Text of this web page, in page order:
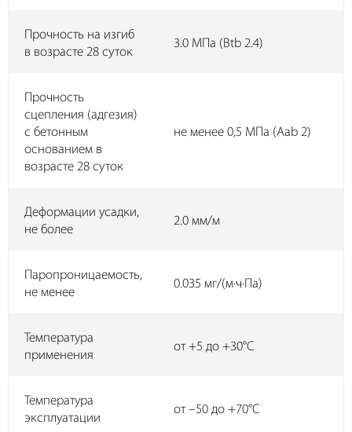
Прочность на изгиб
в возрасте 28 суток
3.0 МПа (Btb 2.4)
Прочность
сцепления (адгезия)
с бетонным
основанием в
возрасте 28 суток
не менее 0,5 МПа (Aab 2)
Деформации усадки,
не более
2.0 мм/м
Паропроницаемость,
не менее
0.035 мг/(м·ч·Па)
Температура
применения
от +5 до +30°C
Температура
эксплуатации
от –50 до +70°C